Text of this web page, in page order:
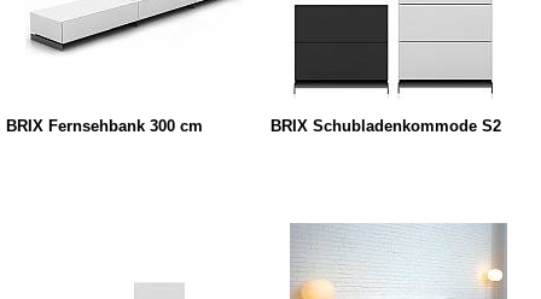
BRIX Fernsehbank 300 cm BRIX Schubladenkommode S2